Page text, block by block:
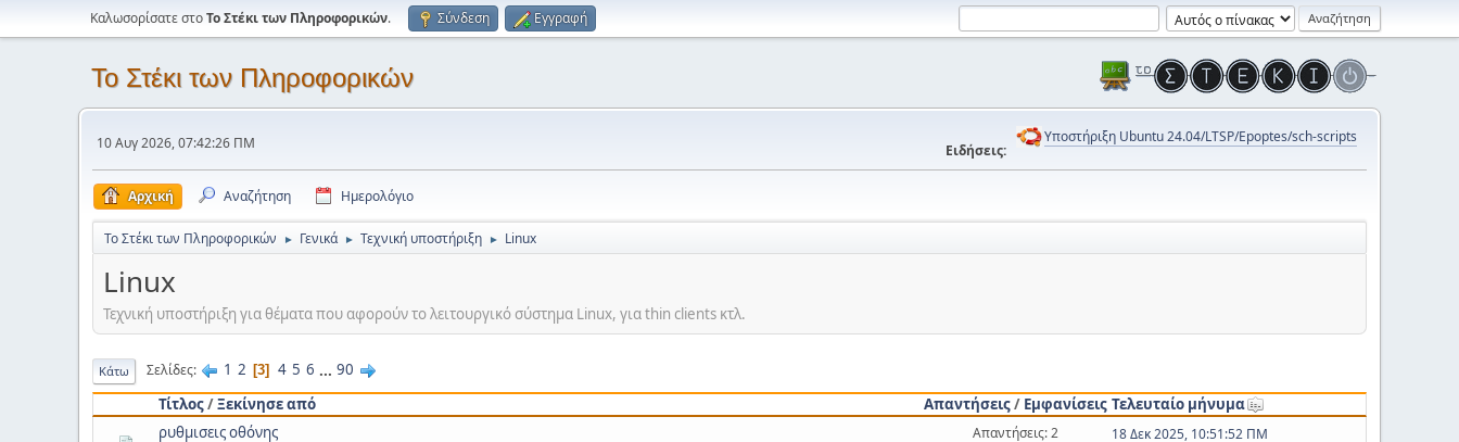
Καλωσορίσατε στοΤο Στέκι των Πληροφορικών. Σύνδεση Εγγραφή
Το Στέκι των Πληροφορικών
10 Αυγ 2026, 07:42:26 ΠΜ Ειδήσεις:
Υποστήριξη Ubuntu 24.04/LTSP/Epoptes/sch-scripts
Αρχική Αναζήτηση Ημερολόγιο
Το Στέκι των Πληροφορικών ► Γενικά ► Τεχνική υποστήριξη ► Linux
Linux
Τεχνική υποστήριξη για θέματα που αφορούν το λειτουργικό σύστημα Linux, για thin clients κτλ.
Κάτω Σελίδες 1 2 3 4 5 6 ... 90
Τίτλος/Ξεκίνησε από Απαντήσεις/ Εμφανίσεις Τελευταίο μήνυμα
ρυθμισεις οθόνης
Απαντήσεις: 2
18 Δεκ 2025, 10:51:52 ΠΜ